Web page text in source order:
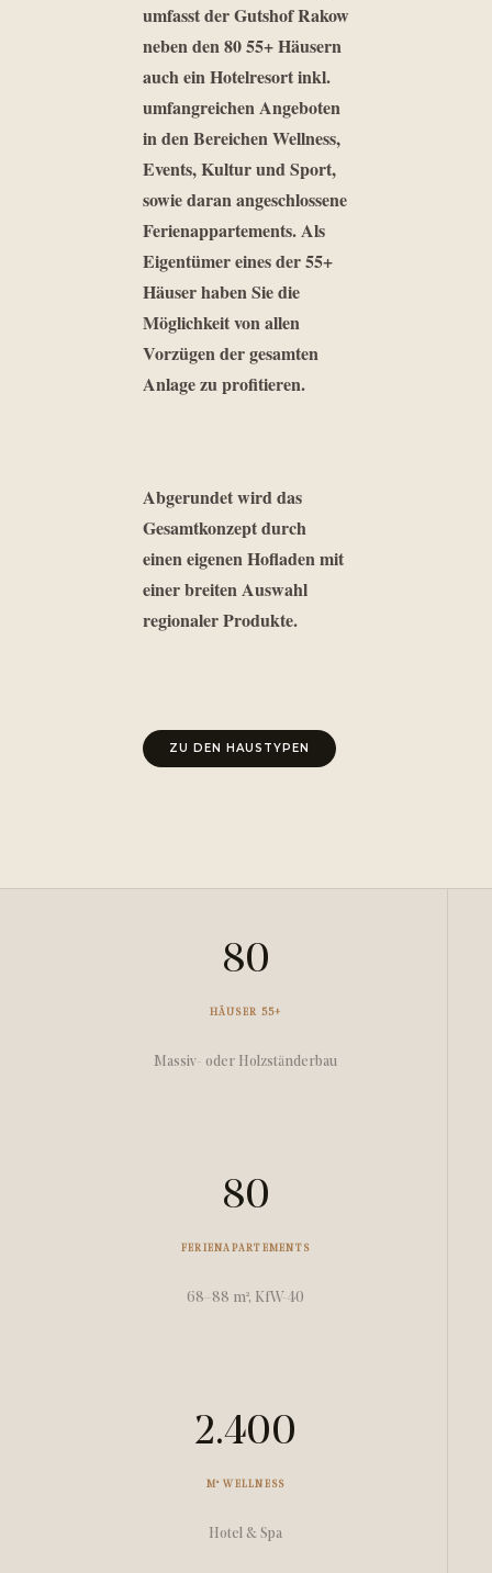
umfasst der Gutshof Rakow
neben den 80 55+ Häusern
auch ein Hotelresort inkl.
umfangreichen Angeboten
in den Bereichen Wellness,
Events, Kultur und Sport,
sowie daran angeschlossene
Ferienappartements. Als
Eigentümer eines der 55+
Häuser haben Sie die
Möglichkeit von allen
Vorzügen der gesamten
Anlage zu profitieren.
Abgerundet wird das
Gesamtkonzept durch
einen eigenen Hofladen mit
einer breiten Auswahl
regionaler Produkte.
ZU DEN HAUSTYPEN
80
HÄUSER 55+
Massiv- oder Holzständerbau
80
FERIENAPARTEMENTS
68–88 m², KfW-40
2.400
M² WELLNESS
Hotel & Spa